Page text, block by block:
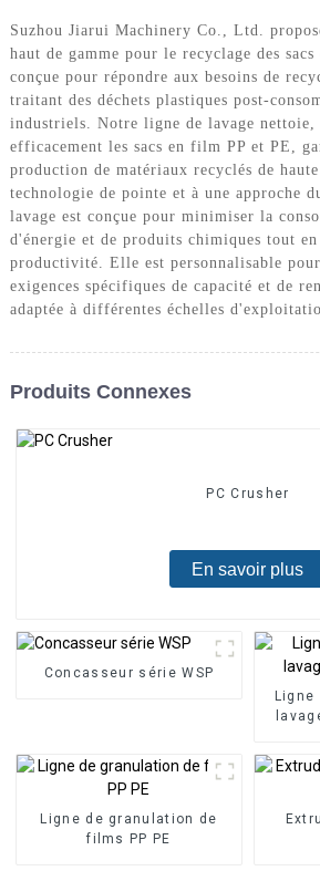
Suzhou Jiarui Machinery Co., Ltd.
haut de gamme pour le recyclage des
conçue pour répondre aux besoins de
traitant des déchets plastiques post-
industriels. Notre ligne de lavage
efficacement les sacs en film PP et PE,
production de matériaux recyclés de
technologie de pointe et à une approche
lavage est conçue pour minimiser la
d'énergie et de produits chimiques tout
productivité. Elle est personnalisable
exigences spécifiques de capacité et de
adaptée à différentes échelles
Produits Connexes
PC Crusher
En savoir plus
Concasseur série WSP
Ligne
Ligne de granulation de
films PP PE